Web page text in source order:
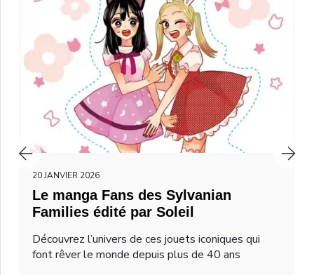
20 JANVIER 2026
Le manga Fans des Sylvanian
Families édité par Soleil
Découvrez l’univers de ces jouets iconiques qui
font rêver le monde depuis plus de 40 ans